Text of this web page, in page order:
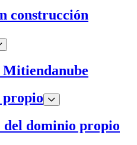
construcción
del dominio propio